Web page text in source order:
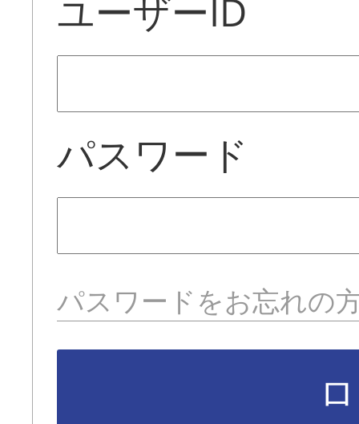
ユーザーID
パスワード
パスワードをお忘れの